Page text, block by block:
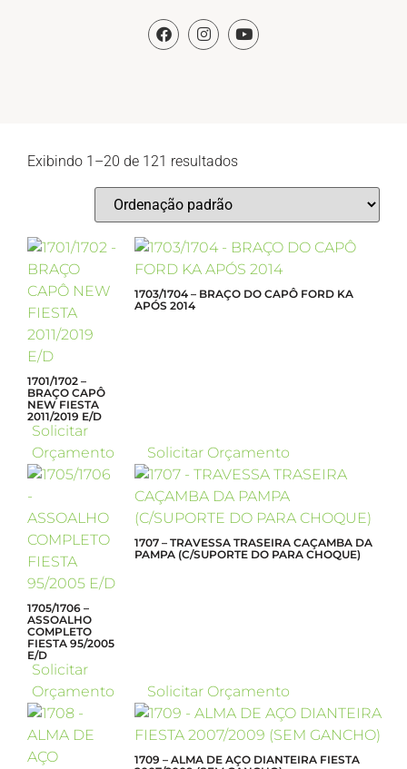
Exibindo 1–20 de 121 resultados
1701/1702 –
BRAÇO CAPÔ
NEW FIESTA
2011/2019 E/D
Solicitar
Orçamento
1703/1704 – BRAÇO DO CAPÔ FORD KA
APÓS 2014
Solicitar Orçamento
1705/1706 –
ASSOALHO
COMPLETO
FIESTA 95/2005
E/D
Solicitar
Orçamento
1707 – TRAVESSA TRASEIRA CAÇAMBA DA
PAMPA (C/SUPORTE DO PARA CHOQUE)
Solicitar Orçamento
1709 – ALMA DE AÇO DIANTEIRA FIESTA